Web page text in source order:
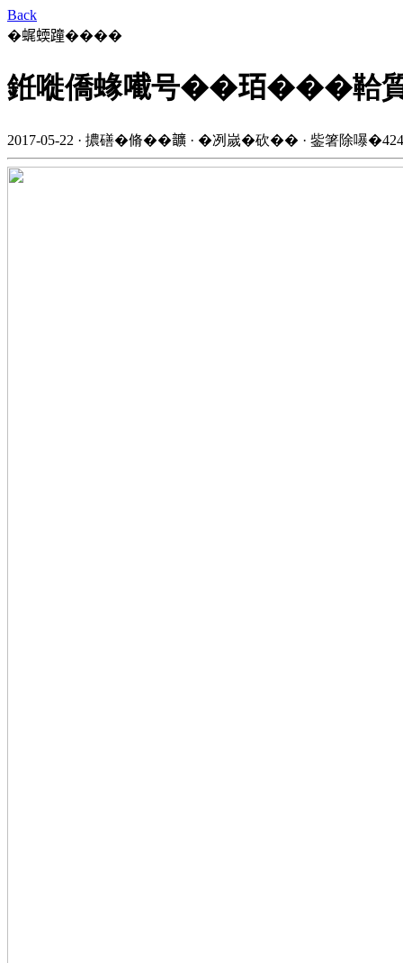
Back
�𧋦蝡蹱����
銋嘥僑蝝𡁶号��𤤿���鞈
2017-05-22 · 擃磰�脩��𩑈 · �冽嵗�砍�� · 鈭箸除嚗�424